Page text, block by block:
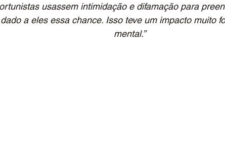
usassem intimidação e difamação para
a eles essa chance. Isso teve um impacto muito
mental.”